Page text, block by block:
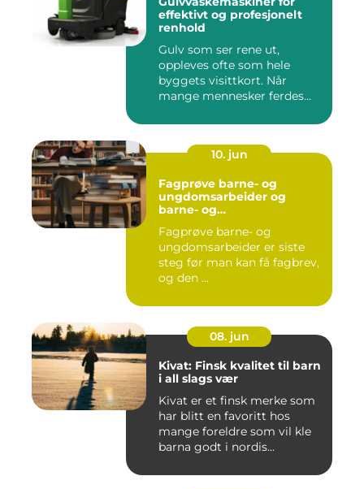
effektivt og profesjonelt
renhold
Gulv som ser rene ut,
oppleves ofte som hele
byggets visittkort. Når
mange mennesker ferdes
10. jun
Fagprøve barne- og
ungdomsarbeider og
barne- og
– veien til fagbrev
Fagprøve barne- og
ungdomsarbeider er siste
steg før man kan få fagbrev,
og den ...
08. jun
Kivat: Finsk kvalitet til barn
i all slags vær
Kivat er et finsk merke som
har blitt en favoritt hos
mange foreldre som vil kle
barna godt i nordis...